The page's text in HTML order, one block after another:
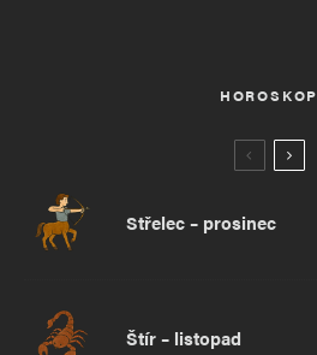
HOROSKOP
Střelec – prosinec
Štír – listopad